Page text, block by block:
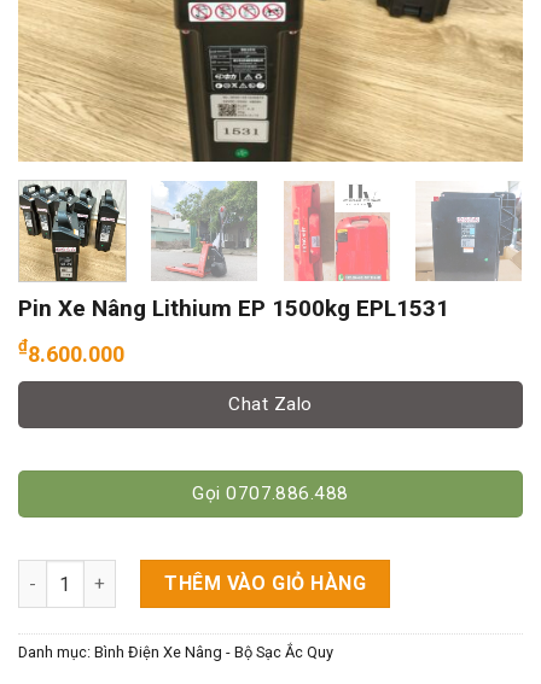
Pin Xe Nâng Lithium EP 1500kg EPL1531
₫8.600.000
Chat Zalo
Gọi 0707.886.488
Pin Xe Nâng Lithium EP 1500kg EPL1531 số lượng
THÊM VÀO GIỎ HÀNG
Danh mục: Bình Điện Xe Nâng - Bộ Sạc Ắc Quy